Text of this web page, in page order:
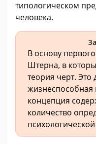
типологическом
человека.
В основу
Штерна, в
теория черт. Это
жизнеспособная
концепция
количество